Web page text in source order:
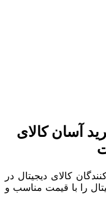
آسان کالای
کالای دیجیتال در
را با قیمت مناسب و